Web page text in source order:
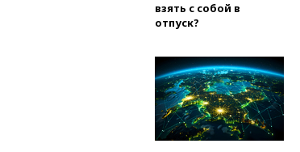
взять с собой в
отпуск?